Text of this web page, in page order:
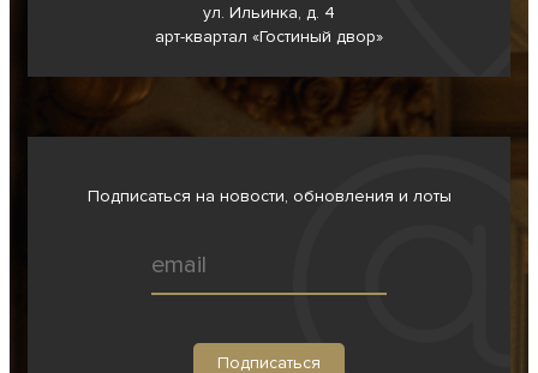
ул. Ильинка, д. 4
арт-квартал «Гостиный двор»
Подписаться на новости, обновления и лоты